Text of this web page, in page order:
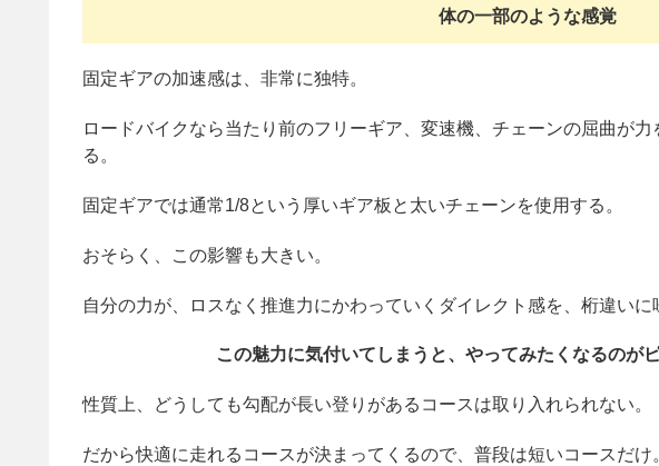
体の一部のような感覚
固定ギアの加速感は、非常に独特。
ロードバイクなら当たり前のフリーギア、変速機、チェーンの屈曲が
る。
固定ギアでは通常1/8という厚いギア板と太いチェーンを使用する。
おそらく、この影響も大きい。
自分の力が、ロスなく推進力にかわっていくダイレクト感を、桁違いに
この魅力に気付いてしまうと、やってみたくなるのが
性質上、どうしても勾配が長い登りがあるコースは取り入れられない。
だから快適に走れるコースが決まってくるので、普段は短いコースだけ